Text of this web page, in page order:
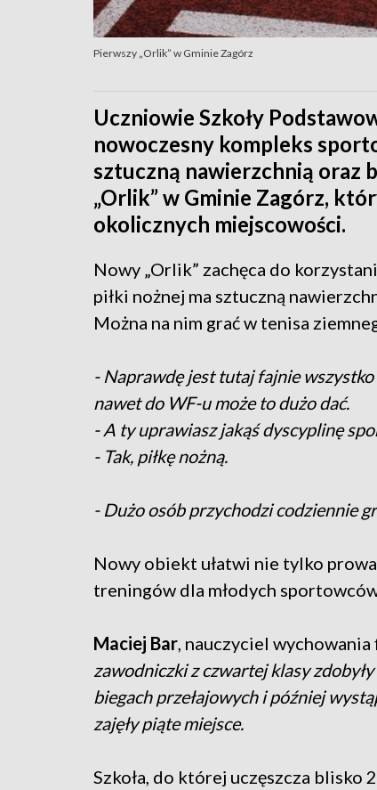
Pierwszy „Orlik” w Gminie Zagórz
Uczniowie Szkoły
nowoczesny kompleks
sztuczną nawierzchnią oraz
„Orlik” w Gminie Zagórz,
okolicznych miejscowości.
Nowy „Orlik” zachęca do
piłki nożnej ma sztuczną
Można na nim grać w tenisa
- Naprawdę jest tutaj fajnie
nawet do WF-u może to dużo dać.
- A ty uprawiasz jakąś dyscyplinę
- Tak, piłkę nożną.
- Dużo osób przychodzi codziennie
Nowy obiekt ułatwi nie tylko
treningów dla młodych
Maciej Bar , nauczyciel
zawodniczki z czwartej klasy
biegach przełajowych i później
zajęły piąte miejsce.
Szkoła, do której uczęszcza blisko